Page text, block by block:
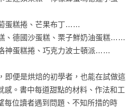
蛋糕捲、芒果布丁……
、德國沙蛋糕、栗子鮮奶油蛋糕……
神蛋糕捲、巧克力波士頓派……
感。書中每道甜點的材料、作法和工
每位讀者遇到問題、不知所措的時